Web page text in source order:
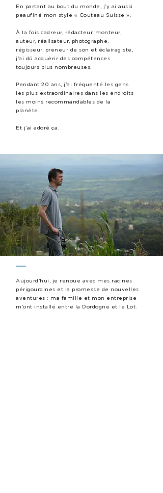
En partant au bout du monde, j’y ai aussi
peaufiné mon style « Couteau Suisse ».
À la fois cadreur, rédacteur, monteur,
auteur, réalisateur, photographe,
régisseur, preneur de son et éclairagiste,
j’ai dû acquérir des compétences
toujours plus nombreuses.
Pendant 20 ans, j’ai fréquenté les gens
les plus extraordinaires dans les endroits
les moins recommandables de la
planète.
Et j’ai adoré ça.
Aujourd’hui, je renoue avec mes racines
périgourdines et la promesse de nouvelles
aventures : ma famille et mon entreprise
m’ont installé entre la Dordogne et le Lot.